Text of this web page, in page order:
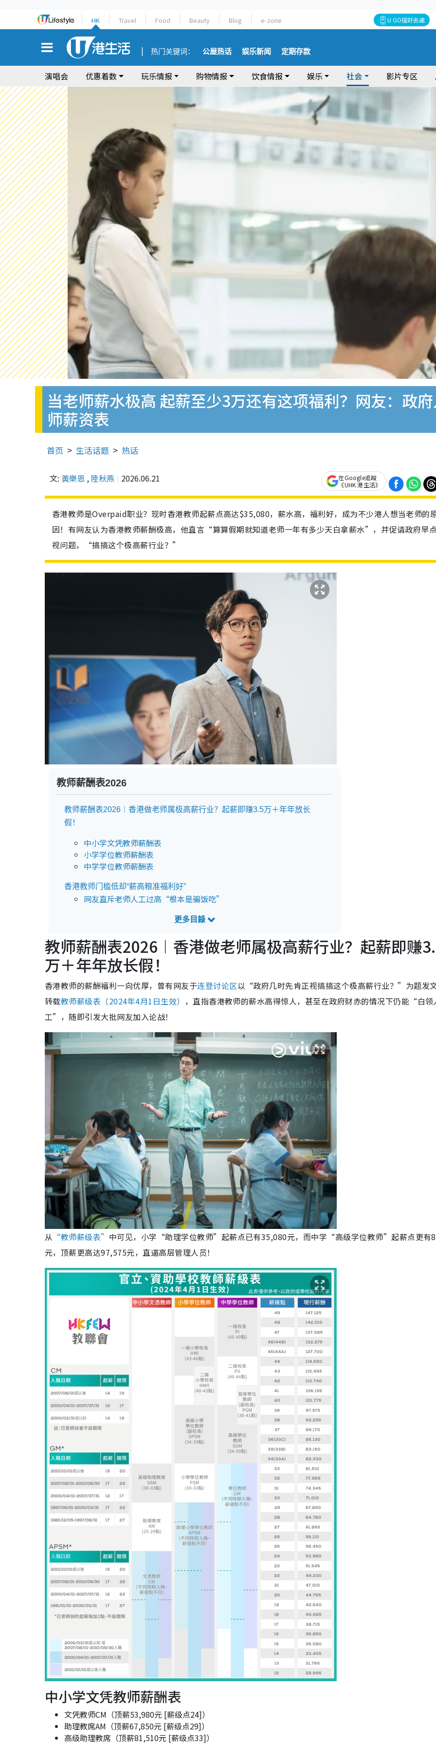
HK Travel Food Beauty Blog e-zone U GO搵好去處
热门关键词： 公屋热话 娱乐新闻 定期存款
演唱会 优惠着数 玩乐情报 购物情报 饮食情报 娱乐 社会 影片专区
当老师薪水极高 起薪至少3万还有这项福利？网友：政
师薪资表
首页 生活话题 热话
文: 黃樂恩 , 陸秋燕 2026.06.21
在Google追蹤
《UHK 港生活》
香港教师是Overpaid职业？现时香港教师起薪点高达$35,080，薪水高，福利好，成为不少港人想当老师的
因！有网友认为香港教师薪酬极高，他直言“算算假期就知道老师一年有多少天白拿薪水”，并促请政府早
视问题，“搞搞这个极高薪行业？”
教师薪酬表2026
教师薪酬表2026︱香港做老师属极高薪行业？起薪即赚3.5万＋年年放长
假！
中小学文凭教师薪酬表
小学学位教师薪酬表
中学学位教师薪酬表
香港教师门槛低却“薪高粮准福利好”
网友直斥老师人工过高“根本是骗饭吃”
网友力撑教师不易做“做到像条狗”
教师薪酬表2026︱香港做老师属极高薪行业？起薪即赚
万＋年年放长假！
香港教师的薪酬福利一向优厚，曾有网友于连登讨论区以“政府几时先肯正视搞搞这个极高薪行业？”为题发
转载教师薪级表（2024年4月1日生效） ，直指香港教师的薪水高得惊人，甚至在政府财赤的情况下仍能“白领
工”，随即引发大批网友加入论战！
从 “教师薪级表” 中可见，小学“助理学位教师”起薪点已有35,080元，而中学“高级学位教师”起薪点更有
元，顶薪更高达97,575元，直逼高层管理人员！
中小学文凭教师薪酬表
文凭教师CM（顶薪53,980元 [薪级点24]）
助理教席AM（顶薪67,850元 [薪级点29]）
高级助理教席（顶薪81,510元 [薪级点33]）